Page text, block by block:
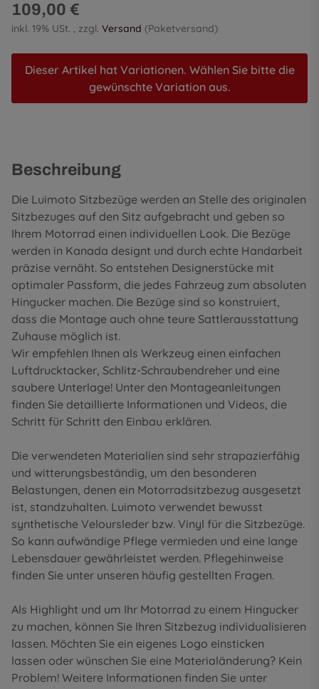
109,00 €
inkl. 19% USt. , zzgl. Versand (Paketversand)
Dieser Artikel hat Variationen. Wählen Sie bitte die
gewünschte Variation aus.
Beschreibung
Die Luimoto Sitzbezüge werden an Stelle des originalen
Sitzbezuges auf den Sitz aufgebracht und geben so
Ihrem Motorrad einen individuellen Look. Die Bezüge
werden in Kanada designt und durch echte Handarbeit
präzise vernäht. So entstehen Designerstücke mit
optimaler Passform, die jedes Fahrzeug zum absoluten
Hingucker machen. Die Bezüge sind so konstruiert,
dass die Montage auch ohne teure Sattlerausstattung
Zuhause möglich ist.
Wir empfehlen Ihnen als Werkzeug einen einfachen
Luftdrucktacker, Schlitz-Schraubendreher und eine
saubere Unterlage! Unter den Montageanleitungen
finden Sie detaillierte Informationen und Videos, die
Schritt für Schritt den Einbau erklären.
Die verwendeten Materialien sind sehr strapazierfähig
und witterungsbeständig, um den besonderen
Belastungen, denen ein Motorradsitzbezug ausgesetzt
ist, standzuhalten. Luimoto verwendet bewusst
synthetische Veloursleder bzw. Vinyl für die Sitzbezüge.
So kann aufwändige Pflege vermieden und eine lange
Lebensdauer gewährleistet werden. Pflegehinweise
finden Sie unter unseren häufig gestellten Fragen.
Als Highlight und um Ihr Motorrad zu einem Hingucker
zu machen, können Sie Ihren Sitzbezug individualisieren
lassen. Möchten Sie ein eigenes Logo einsticken
lassen oder wünschen Sie eine Materialänderung? Kein
Problem! Weitere Informationen finden Sie unter